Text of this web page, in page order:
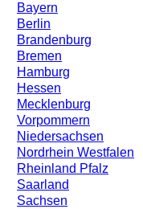
Bayern
Berlin
Brandenburg
Bremen
Hamburg
Hessen
Mecklenburg
Vorpommern
Niedersachsen
Nordrhein Westfalen
Rheinland Pfalz
Saarland
Sachsen